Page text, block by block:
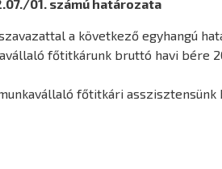
01. számú határozata
a következő egyhangú
főtitkárunk bruttó havi bére
főtitkári